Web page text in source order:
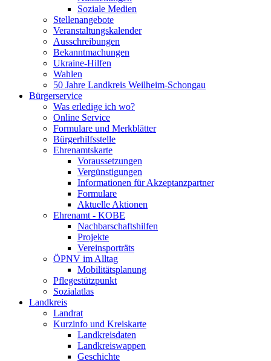
Soziale Medien
Stellenangebote
Veranstaltungskalender
Ausschreibungen
Bekanntmachungen
Ukraine-Hilfen
Wahlen
50 Jahre Landkreis Weilheim-Schongau
Bürgerservice
Was erledige ich wo?
Online Service
Formulare und Merkblätter
Bürgerhilfsstelle
Ehrenamtskarte
Voraussetzungen
Vergünstigungen
Informationen für Akzeptanzpartner
Formulare
Aktuelle Aktionen
Ehrenamt - KOBE
Nachbarschaftshilfen
Projekte
Vereinsporträts
ÖPNV im Alltag
Mobilitätsplanung
Pflegestützpunkt
Sozialatlas
Landkreis
Landrat
Kurzinfo und Kreiskarte
Landkreisdaten
Landkreiswappen
Geschichte